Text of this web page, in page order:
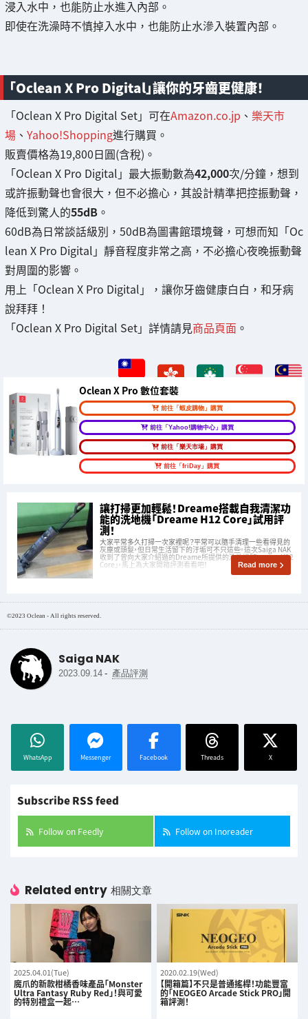
浸入水中，也能防止水進入內部。
即使在洗澡時不慎掉入水中，也能防止水滲入裝置內部。
「Oclean X Pro Digital」讓你的牙齒更健康！
「Oclean X Pro Digital Set」可在Amazon.co.jp 、 樂天市
場 、 Yahoo!Shopping進行購買。
販賣價格為19,800日圓(含稅)。
「Oclean X Pro Digital」最大振動數為42,000次/分鐘，想到
或許振動聲也會很大，但不必擔心，其設計精準把控振動聲，
降低到驚人的55dB 。
60dB為日常談話級別，50dB為圖書館環境聲，可想而知「Oc
lean X Pro Digital」靜音程度非常之高，不必擔心夜晚振動聲
對周圍的影響。
用上「Oclean X Pro Digital」，讓你牙齒健康白白，和牙病
說拜拜！
「Oclean X Pro Digital Set」詳情請見商品頁面 。
Oclean X Pro 數位套裝
前往「蝦皮購物」購買
前往「Yahoo!購物中心」購買
前往「樂天市場」購買
前往「friDay」購買
讓打掃更加輕鬆！Dreame搭載自我清潔功
能的洗地機「Dreame H12 Core」試用評
測！
大家平常多久打掃一次家裡呢？平常可以隨手清理一些看得見的
灰塵或頭髮，但日常生活留下的汙垢可不只這些。這次Saiga NAK
收到了曾向大家介紹過的Dreame所提供的洗地機「Dreame H12
Core」，馬上為大家開箱評測看看吧！ Read more
©2023 Oclean - All rights reserved.
Saiga NAK
2023.09.14 - 產品評測
WhatsApp Messenger Facebook Threads X
Subscribe RSS feed
Follow on Feedly Follow on Inoreader
Related entry 相關文章
2025.04.01(Tue)
魔爪的新款柑橘香味產品「Monster
Ultra Fantasy Ruby Red」！與可愛
的特別禮盒一起…
2020.02.19(Wed)
【開箱篇】不只是普通搖桿！功能豐富
的「NEOGEO Arcade Stick PRO」開
箱評測！